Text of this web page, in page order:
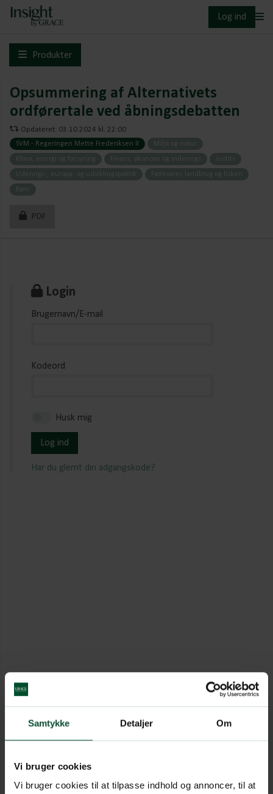
Samtykke Detaljer Om
Vi bruger cookies
Vi bruger cookies til at tilpasse indhold og annoncer, til at
Log ind
Produkter
Opsummering af Alternativets
ordførertale ved åbningsdebatten
Opdateret: 03.10.2024 kl. 22:00
SVM - Regeringen Mette Frederiksen II Miljø og natur
Klima, energi og forsyning Finans, økonomi og indenrigs Justits
Udenrigs-, europa- og udviklingspolitik Fødevarer, landbrug og fiskeri
Børn
PDF
Login
Brugernavn/E-mail
Kodeord
Husk mig
Log ind
Har du glemt din adgangskode?